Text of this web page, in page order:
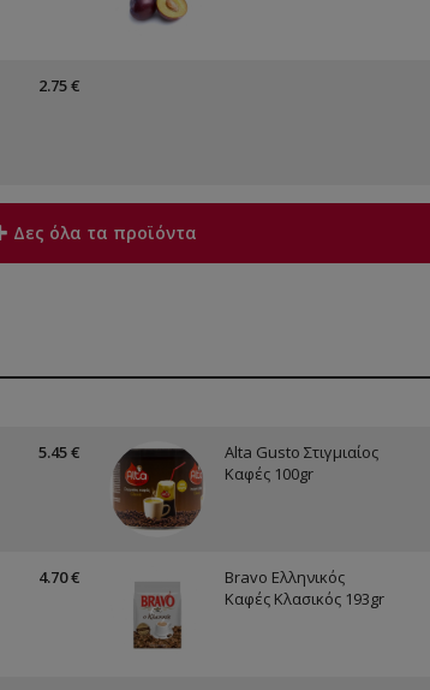
2.75 €
Δες όλα τα προϊόντα
5.45 €
Alta Gusto Στιγμιαίος
Καφές 100gr
4.70 €
Bravo Ελληνικός
Καφές Κλασικός 193gr